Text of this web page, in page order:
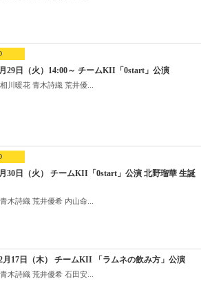
29日（火）14:00～ チームKII「0start」公演
川暖花 青木詩織 荒井優...
30日（火） チームKII「0start」公演 北野瑠華 生誕
木詩織 荒井優希 内山命...
月17日（木） チームKII 「ラムネの飲み方」公演
木詩織 荒井優希 石田安...